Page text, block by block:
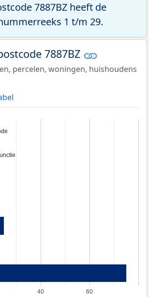
7887BZ heeft de
1 t/m 29.
7887BZ
percelen, woningen, huishoudens
40 60